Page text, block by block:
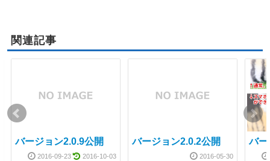
関連記事
バージョン2.0.9公開
2016-09-23 2016-10-03
バージョン2.0.2公開
2016-05-30
バ